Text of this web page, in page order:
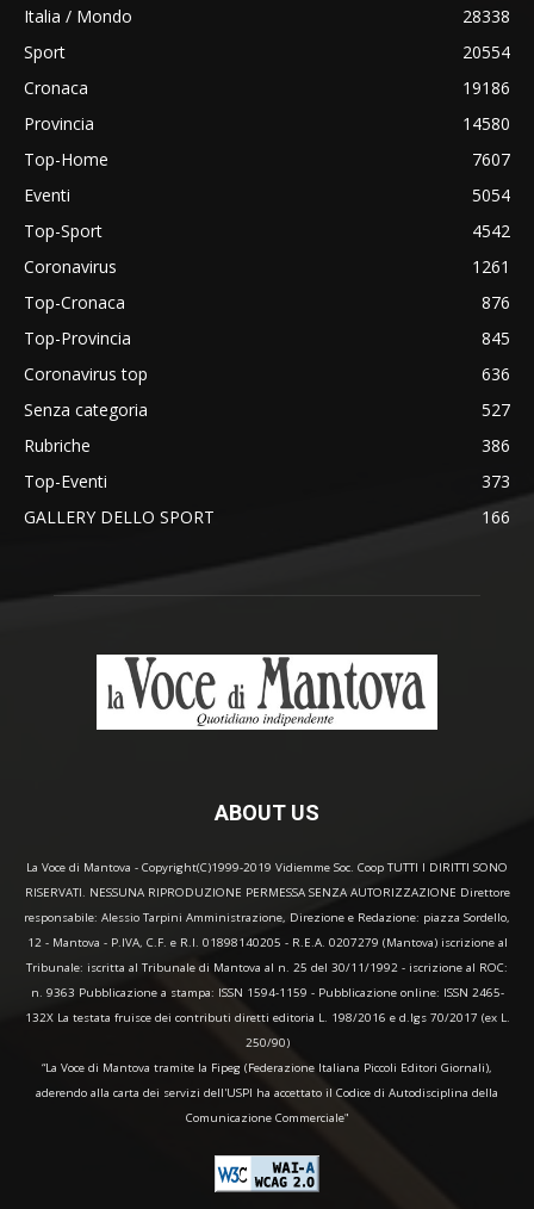
Italia / Mondo
28338
Sport
20554
Cronaca
19186
Provincia
14580
Top-Home
7607
Eventi
5054
Top-Sport
4542
Coronavirus
1261
Top-Cronaca
876
Top-Provincia
845
Coronavirus top
636
Senza categoria
527
Rubriche
386
Top-Eventi
373
GALLERY DELLO SPORT
166
ABOUT US
La Voce di Mantova - Copyright(C)1999-2019 Vidiemme Soc. Coop TUTTI I DIRITTI SONO
RISERVATI. NESSUNA RIPRODUZIONE PERMESSA SENZA AUTORIZZAZIONE Direttore
responsabile: Alessio Tarpini Amministrazione, Direzione e Redazione: piazza Sordello,
12 - Mantova - P.IVA, C.F. e R.I. 01898140205 - R.E.A. 0207279 (Mantova) iscrizione al
Tribunale: iscritta al Tribunale di Mantova al n. 25 del 30/11/1992 - iscrizione al ROC:
n. 9363 Pubblicazione a stampa: ISSN 1594-1159 - Pubblicazione online: ISSN 2465-
132X La testata fruisce dei contributi diretti editoria L. 198/2016 e d.lgs 70/2017 (ex L.
250/90)
“La Voce di Mantova tramite la Fipeg (Federazione Italiana Piccoli Editori Giornali),
aderendo alla carta dei servizi dell'USPI ha accettato il Codice di Autodisciplina della
Comunicazione Commerciale"